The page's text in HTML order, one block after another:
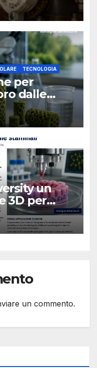
at
TECNOLOGIA
per
dalle
della
un
3D per
tra cancro
un commento.